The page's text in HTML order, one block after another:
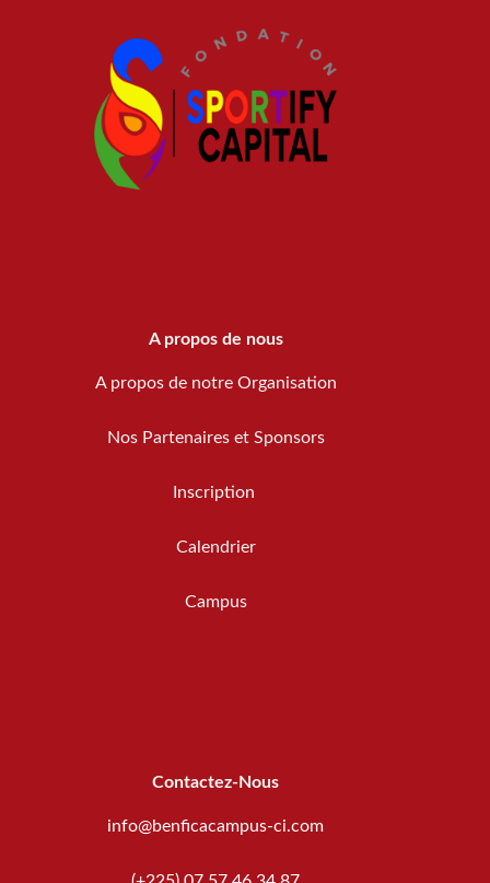
A propos de nous
A propos de notre Organisation
Nos Partenaires et Sponsors
Inscription
Calendrier
Campus
Contactez-Nous
info@benficacampus-ci.com